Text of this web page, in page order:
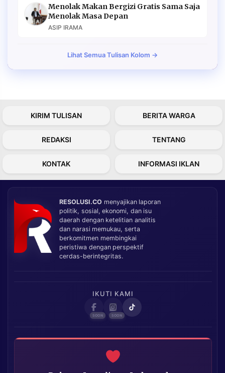
Menolak Makan Bergizi Gratis Sama Saja
Menolak Masa Depan
ASIP IRAMA
Lihat Semua Tulisan Kolom →
KIRIM TULISAN BERITA WARGA
REDAKSI TENTANG
KONTAK INFORMASI IKLAN
RESOLUSI.CO menyajikan laporan
politik, sosial, ekonomi, dan isu
daerah dengan ketelitian analitis
dan narasi memukau, serta
berkomitmen membingkai
peristiwa dengan perspektif
cerdas-berintegritas.
IKUTI KAMI